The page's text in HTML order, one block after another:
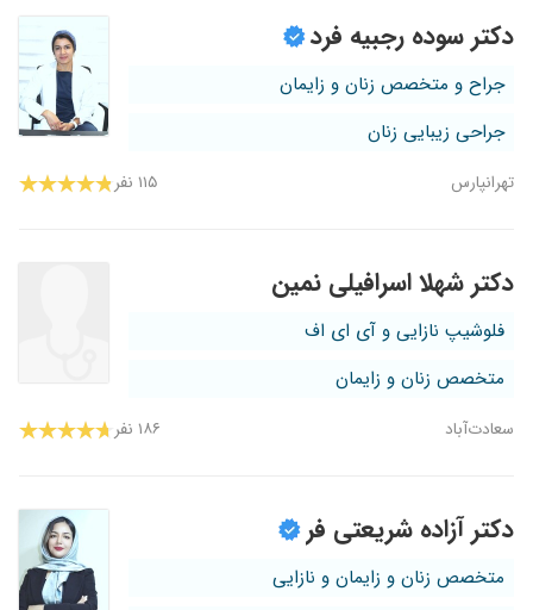
دکتر سوده رجبیه فرد
جراح و متخصص زنان و زایمان
جراحی زیبایی زنان
تهرانپارس ۱۱۵ نفر
دکتر شهلا اسرافیلی نمین
فلوشیپ نازایی و آی ای اف
متخصص زنان و زایمان
سعادت‌آباد ۱۸۶ نفر
دکتر آزاده شریعتی فر
متخصص زنان و زایمان و نازایی